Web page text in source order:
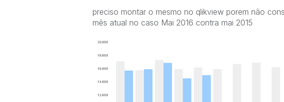
preciso montar o mesmo no qlikview porem não
mês atual no caso Mai 2016 contra mai 2015